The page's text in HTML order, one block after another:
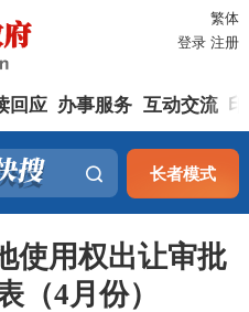
繁体
登录 注册
回应 办事服务 互动交流
长者模式
使用权出让审批
（4月份）